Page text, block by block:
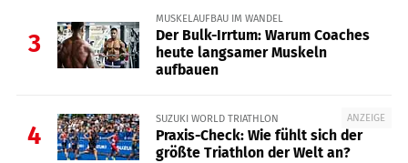
3
MUSKELAUFBAU IM WANDEL
Der Bulk-Irrtum: Warum Coaches
heute langsamer Muskeln
aufbauen
4
ANZEIGE
SUZUKI WORLD TRIATHLON
Praxis-Check: Wie fühlt sich der
größte Triathlon der Welt an?